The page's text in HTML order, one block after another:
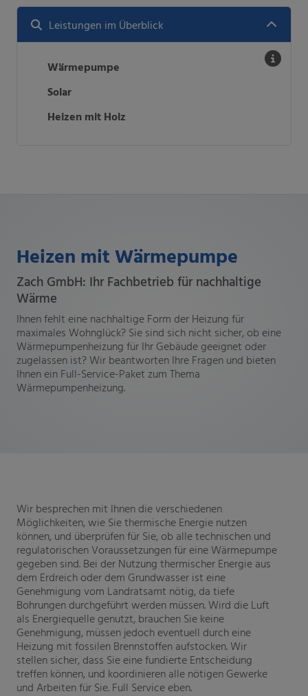
Leistungen im Überblick
Wärmepumpe
Solar
Heizen mit Holz
Heizen mit Wärmepumpe
Zach GmbH: Ihr Fachbetrieb für nachhaltige
Wärme
Ihnen fehlt eine nachhaltige Form der Heizung für
maximales Wohnglück? Sie sind sich nicht sicher, ob eine
Wärmepumpenheizung für Ihr Gebäude geeignet oder
zugelassen ist? Wir beantworten Ihre Fragen und bieten
Ihnen ein Full-Service-Paket zum Thema
Wärmepumpenheizung.
Wir besprechen mit Ihnen die verschiedenen
Möglichkeiten, wie Sie thermische Energie nutzen
können, und überprüfen für Sie, ob alle technischen und
regulatorischen Voraussetzungen für eine Wärmepumpe
gegeben sind. Bei der Nutzung thermischer Energie aus
dem Erdreich oder dem Grundwasser ist eine
Genehmigung vom Landratsamt nötig, da tiefe
Bohrungen durchgeführt werden müssen. Wird die Luft
als Energiequelle genutzt, brauchen Sie keine
Genehmigung, müssen jedoch eventuell durch eine
Heizung mit fossilen Brennstoffen aufstocken. Wir
stellen sicher, dass Sie eine fundierte Entscheidung
treffen können, und koordinieren alle nötigen Gewerke
und Arbeiten für Sie. Full Service eben.